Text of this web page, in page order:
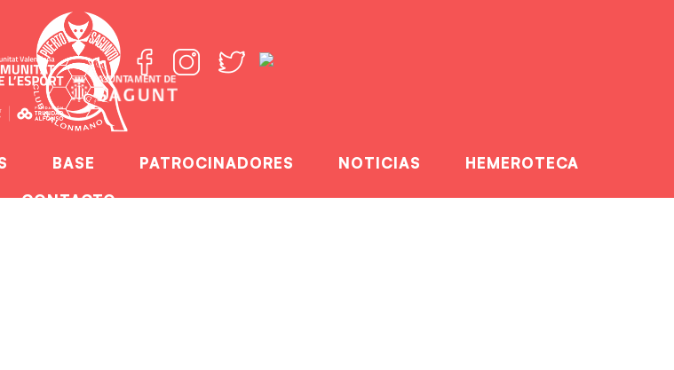
BASE PATROCINADORES NOTICIAS
HEMEROTECA
CONTACTO